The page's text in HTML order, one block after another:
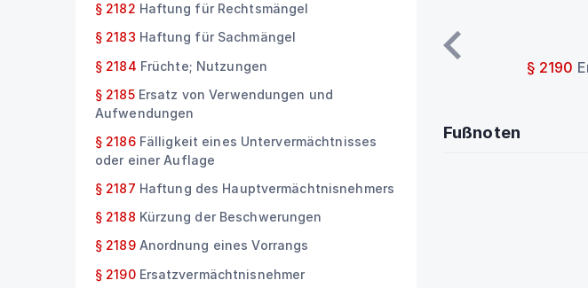
§ 2182 Haftung für Rechtsmängel
§ 2183 Haftung für Sachmängel
§ 2184 Früchte; Nutzungen
§ 2185 Ersatz von Verwendungen und
Aufwendungen
§ 2186 Fälligkeit eines Untervermächtnisses
oder einer Auflage
§ 2187 Haftung des Hauptvermächtnisnehmers
§ 2188 Kürzung der Beschwerungen
§ 2189 Anordnung eines Vorrangs
§ 2190 Ersatzvermächtnisnehmer
§ 2190
Fußnoten